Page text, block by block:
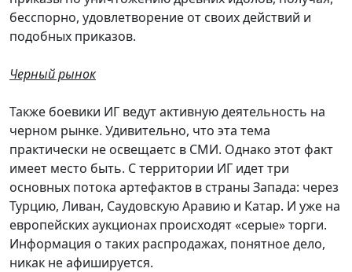
бесспорно, удовлетворение от своих действий и
подобных приказов.
Черный рынок
Также боевики ИГ ведут активную деятельность на
черном рынке. Удивительно, что эта тема
практически не освещаетс в СМИ. Однако этот факт
имеет место быть. С территории ИГ идет три
основных потока артефактов в страны Запада: через
Турцию, Ливан, Саудовскую Аравию и Катар. И уже на
европейских аукционах происходят «серые» торги.
Информация о таких распродажах, понятное дело,
никак не афишируется.